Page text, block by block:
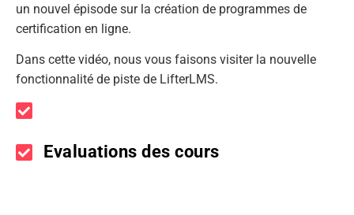
un nouvel épisode sur la création de programmes de
certification en ligne.
Dans cette vidéo, nous vous faisons visiter la nouvelle
fonctionnalité de piste de LifterLMS.
Evaluations des cours